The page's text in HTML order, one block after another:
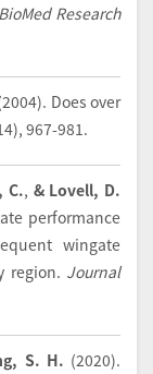
BioMed Research
Does over
967-981.
C., & Lovell, D.
performance
wingate
region. Journal
S. H. (2020).